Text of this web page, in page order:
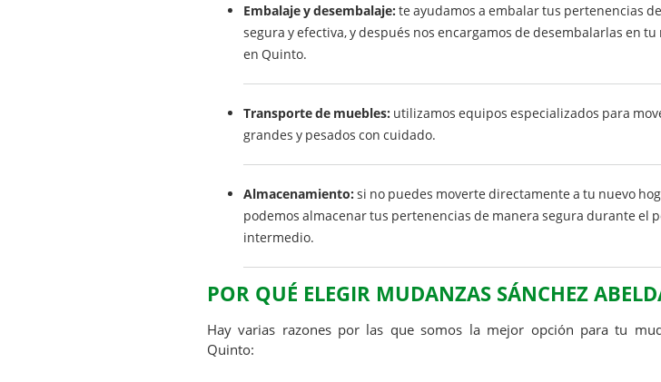
Embalaje y desembalaje: te ayudamos a embalar tus pertenencias
segura y efectiva, y después nos encargamos de desembalarlas en tu
en Quinto.
Transporte de muebles: utilizamos equipos especializados para
grandes y pesados con cuidado.
Almacenamiento: si no puedes moverte directamente a tu nuevo
podemos almacenar tus pertenencias de manera segura durante el
intermedio.
POR QUÉ ELEGIR MUDANZAS SÁNCHEZ
Hay varias razones por las que somos la mejor opción para tu
Quinto: